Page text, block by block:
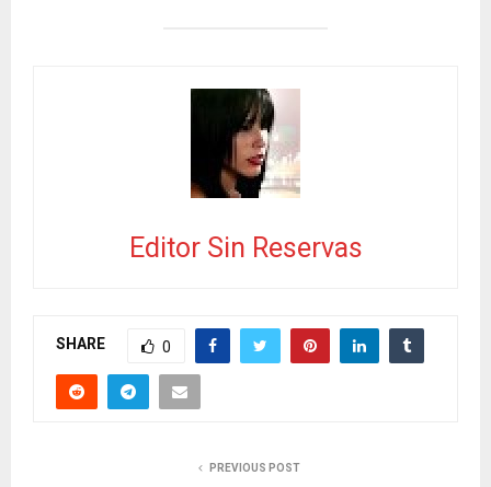
Editor Sin Reservas
SHARE 0
PREVIOUS POST